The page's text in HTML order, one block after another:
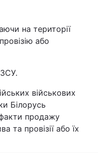
на території
або
військових
Білорусь
продажу
та провізії або їх